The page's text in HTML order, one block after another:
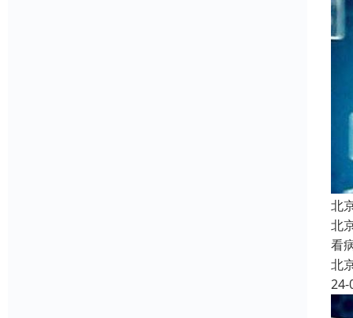
北
北
看
北
24-